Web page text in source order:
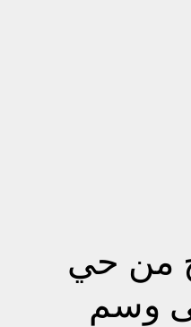
من حي
وسم